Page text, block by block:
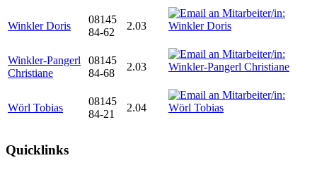
Winkler Doris
08145
84-62
2.03
Winkler-Pangerl
Christiane
08145
84-68
2.03
Wörl Tobias
08145
84-21
2.04
Quicklinks